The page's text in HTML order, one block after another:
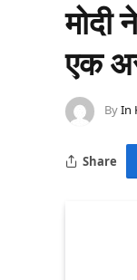
मोदी
एक
ByIn
Share